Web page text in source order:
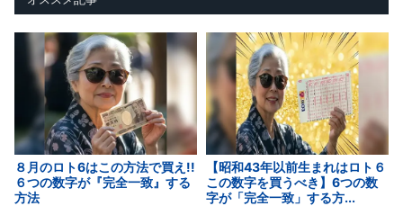
８月のロト6はこの方法で買え!!
６つの数字が『完全一致』する
方法
【昭和43年以前生まれはロト６
この数字を買うべき】6つの数
字が「完全一致」する方...